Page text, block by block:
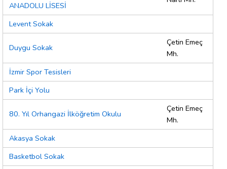
ANADOLU LİSESİ
Levent Sokak
Duygu Sokak
Çetin Emeç
Mh.
İzmir Spor Tesisleri
Park İçi Yolu
80. Yıl Orhangazi İlköğretim Okulu
Çetin Emeç
Mh.
Akasya Sokak
Basketbol Sokak